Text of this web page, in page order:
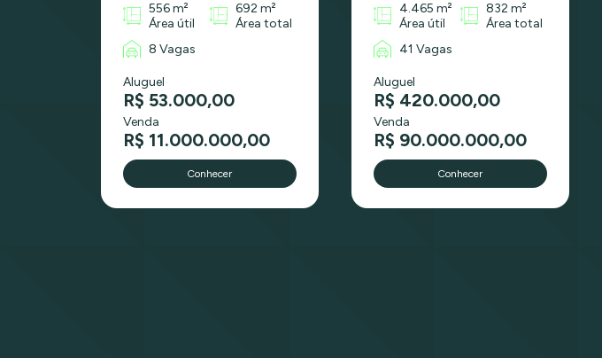
556 m²
Área útil
692 m²
Área total
8 Vagas
Aluguel
R$ 53.000,00
Venda
R$ 11.000.000,00
Conhecer
4.465 m²
Área útil
832 m²
Área total
41 Vagas
Aluguel
R$ 420.000,00
Venda
R$ 90.000.000,00
Conhecer